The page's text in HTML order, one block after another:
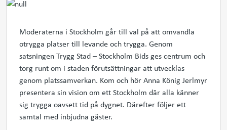
Moderaterna i Stockholm går till val på att omvandla
otrygga platser till levande och trygga. Genom
satsningen Trygg Stad – Stockholm Bids ges centrum och
torg runt om i staden förutsättningar att utvecklas
genom platssamverkan. Kom och hör Anna König Jerlmyr
presentera sin vision om ett Stockholm där alla känner
sig trygga oavsett tid på dygnet. Därefter följer ett
samtal med inbjudna gäster.